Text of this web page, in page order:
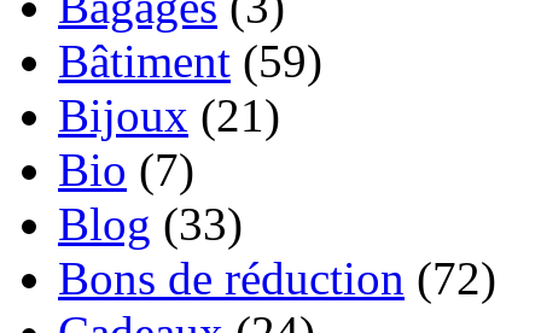
Bâtiment (59)
Bijoux (21)
Bio (7)
Blog (33)
Bons de réduction (72)